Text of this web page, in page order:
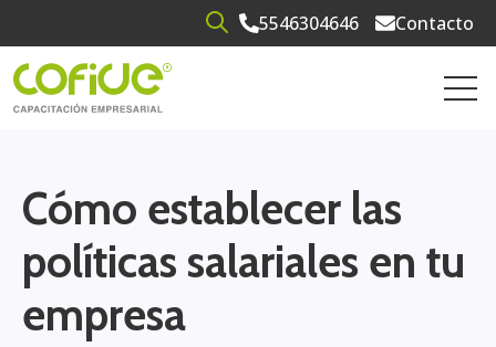
Open search5546304646 Contacto
Cómo establecer las
políticas salariales en tu
empresa